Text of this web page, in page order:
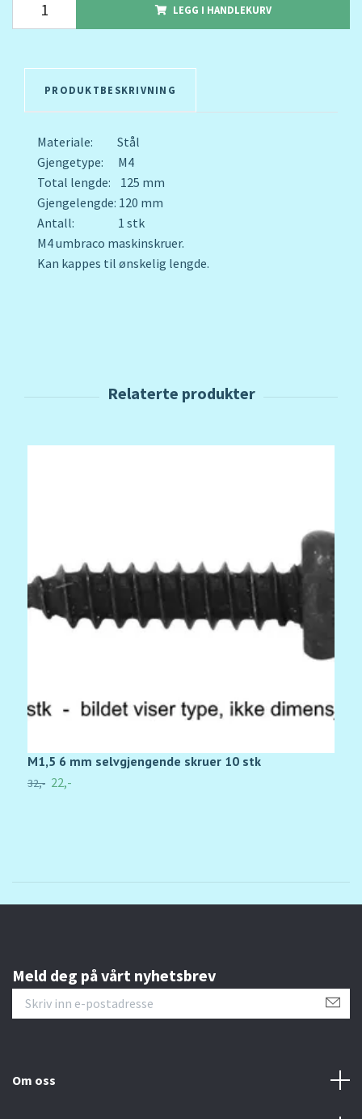
LEGG I HANDLEKURV
PRODUKTBESKRIVNING
Materiale: Stål
Gjengetype: M4
Total lengde: 125 mm
Gjengelengde: 120 mm
Antall: 1 stk
M4 umbraco maskinskruer.
Kan kappes til ønskelig lengde.
M1,5 6 mm selvgjengende skruer 10 stk
32,- 22,-
Meld deg på vårt nyhetsbrev
Om oss